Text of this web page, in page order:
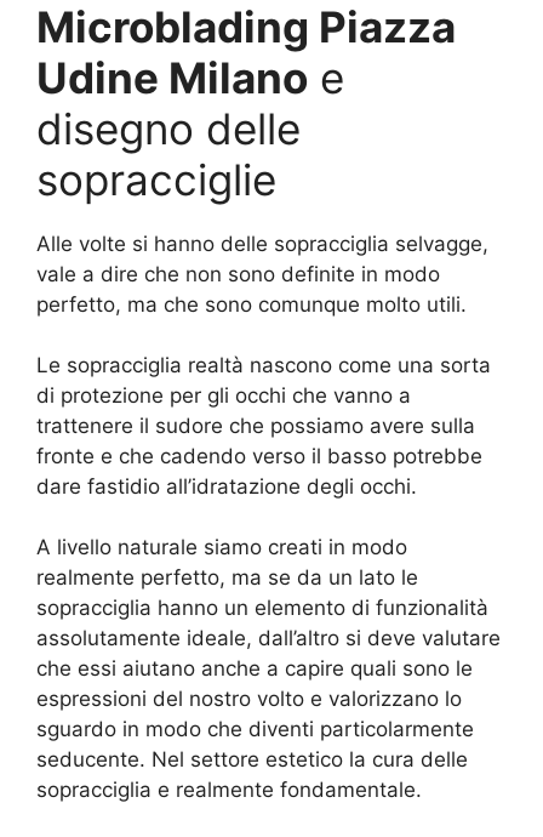
Microblading Piazza
Udine Milano e
disegno delle
sopracciglie
Alle volte si hanno delle sopracciglia selvagge,
vale a dire che non sono definite in modo
perfetto, ma che sono comunque molto utili.
Le sopracciglia realtà nascono come una sorta
di protezione per gli occhi che vanno a
trattenere il sudore che possiamo avere sulla
fronte e che cadendo verso il basso potrebbe
dare fastidio all’idratazione degli occhi.
A livello naturale siamo creati in modo
realmente perfetto, ma se da un lato le
sopracciglia hanno un elemento di funzionalità
assolutamente ideale, dall’altro si deve valutare
che essi aiutano anche a capire quali sono le
espressioni del nostro volto e valorizzano lo
sguardo in modo che diventi particolarmente
seducente. Nel settore estetico la cura delle
sopracciglia e realmente fondamentale.